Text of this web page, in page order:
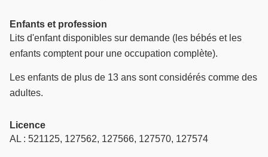
Enfants et profession
Lits d'enfant disponibles sur demande (les bébés et les
enfants comptent pour une occupation complète).
Les enfants de plus de 13 ans sont considérés comme des
adultes.
Licence
AL : 521125, 127562, 127566, 127570, 127574